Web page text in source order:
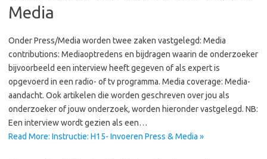
Media
Onder Press/Media worden twee zaken vastgelegd: Media
contributions: Mediaoptredens en bijdragen waarin de onderzoeker
bijvoorbeeld een interview heeft gegeven of als expert is
opgevoerd in een radio- of tv programma. Media coverage: Media-
aandacht. Ook artikelen die worden geschreven over jou als
onderzoeker of jouw onderzoek, worden hieronder vastgelegd. NB:
Een interview wordt gezien als een…
Read More: Instructie: H15- Invoeren Press & Media »